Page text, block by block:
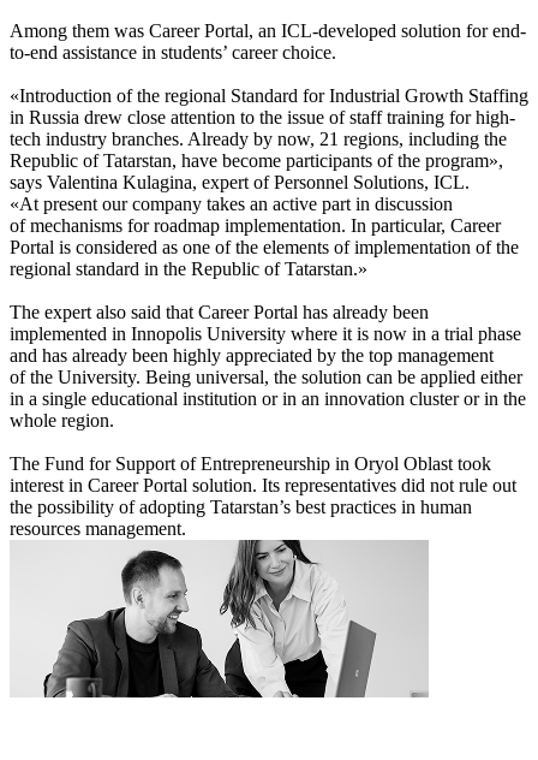
Among them was Career Portal, an ICL-developed solution for end-
to-end assistance in students’ career choice.
«Introduction of the regional Standard for Industrial Growth Staffing
in Russia drew close attention to the issue of staff training for high-
tech industry branches. Already by now, 21 regions, including the
Republic of Tatarstan, have become participants of the program»,
says Valentina Kulagina, expert of Personnel Solutions, ICL.
«At present our company takes an active part in discussion
of mechanisms for roadmap implementation. In particular, Career
Portal is considered as one of the elements of implementation of the
regional standard in the Republic of Tatarstan.»
The expert also said that Career Portal has already been
implemented in Innopolis University where it is now in a trial phase
and has already been highly appreciated by the top management
of the University. Being universal, the solution can be applied either
in a single educational institution or in an innovation cluster or in the
whole region.
The Fund for Support of Entrepreneurship in Oryol Oblast took
interest in Career Portal solution. Its representatives did not rule out
the possibility of adopting Tatarstan’s best practices in human
resources management.